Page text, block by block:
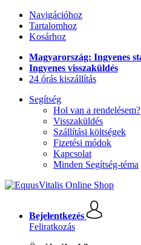
Navigációhoz
Tartalomhoz
Kosárhoz
Magyarország: Ingyenes
Ingyenes visszaküldés
24 órás kiszállítás
Segítség
Hol van a rendelésem?
Visszaküldés
Szállítási költségek
Fizetési módok
Kapcsolat
Minden Segítség-téma
Bejelentkezés
Feliratkozás